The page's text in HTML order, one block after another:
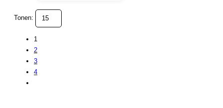
Tonen:
1
2
3
4